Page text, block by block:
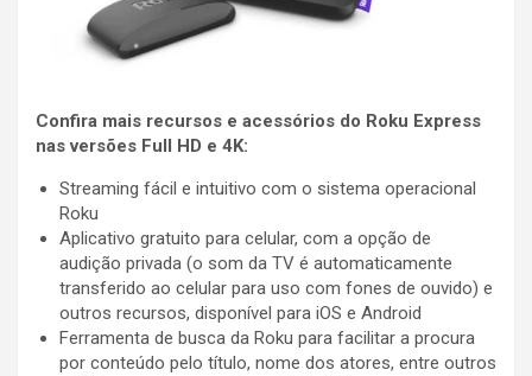
Confira mais recursos e acessórios do Roku Express
nas versões Full HD e 4K:
Streaming fácil e intuitivo com o sistema operacional
Roku
Aplicativo gratuito para celular, com a opção de
audição privada (o som da TV é automaticamente
transferido ao celular para uso com fones de ouvido) e
outros recursos, disponível para iOS e Android
Ferramenta de busca da Roku para facilitar a procura
por conteúdo pelo título, nome dos atores, entre outros